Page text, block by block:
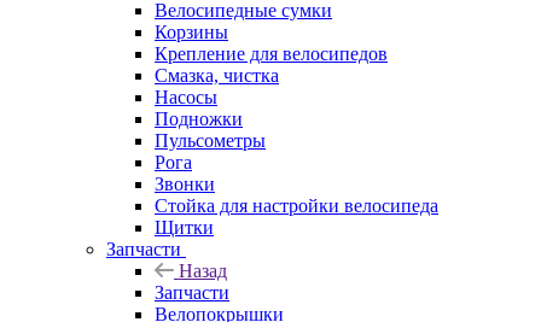
Велосипедные сумки
Корзины
Крепление для велосипедов
Смазка, чистка
Насосы
Подножки
Пульсометры
Рога
Звонки
Стойка для настройки велосипеда
Щитки
Запчасти
Назад
Запчасти
Велопокрышки